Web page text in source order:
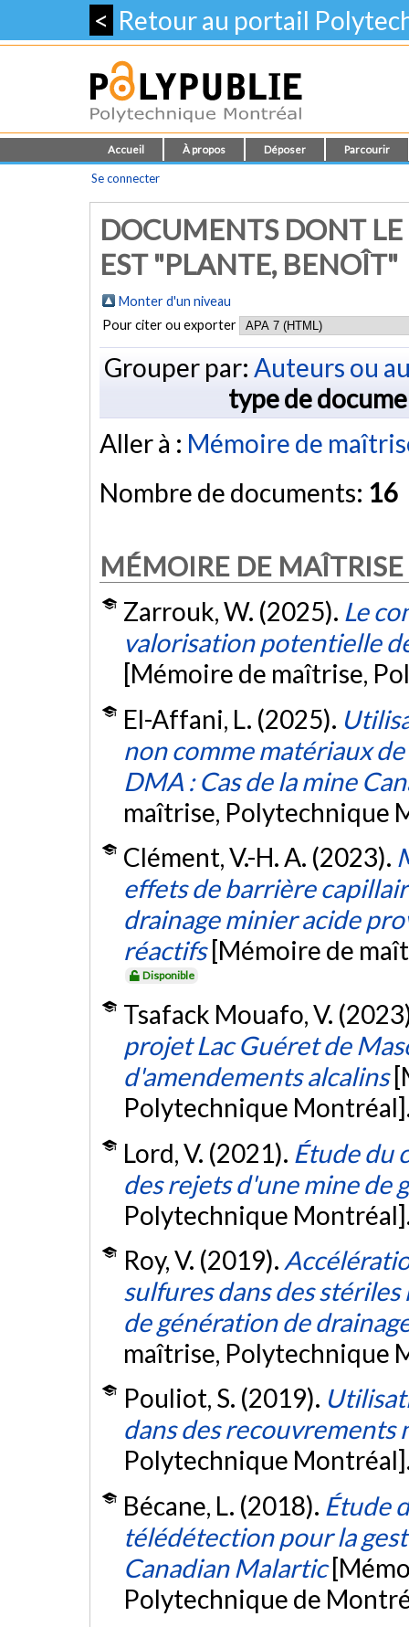
< Retour au portail
Accueil À propos Déposer Parcourir
Se connecter
DOCUMENTS DONT
EST "PLANTE, BENOÎT"
Monter d'un niveau
Pour citer ou exporter
Grouper par: Auteurs ou
type de
Aller à : Mémoire de
Nombre de documents: 16
MÉMOIRE DE MAÎTRISE
Zarrouk, W. (2025). Le
valorisation potentielle
[Mémoire de maîtrise,
El-Affani, L. (2025).
non comme matériaux
DMA : Cas de la mine
maîtrise, Polytechnique
Clément, V.-H. A. (2023).
effets de barrière
drainage minier acide
réactifs [Mémoire de
Disponible
Tsafack Mouafo, V.
projet Lac Guéret de
d'amendements alcalins
Polytechnique
Lord, V. (2021). Étude du
des rejets d'une mine de
Polytechnique
Roy, V. (2019).
sulfures dans des
de génération de
maîtrise, Polytechnique
Pouliot, S. (2019).
dans des recouvrements
Polytechnique
Bécane, L. (2018). Étude
télédétection pour la
Canadian Malartic
Polytechnique de